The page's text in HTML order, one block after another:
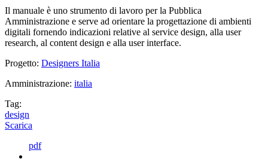
Il manuale è uno strumento di lavoro per la Pubblica
Amministrazione e serve ad orientare la progettazione di ambienti
digitali fornendo indicazioni relative al service design, alla user
research, al content design e alla user interface.
Progetto: Designers Italia
Amministrazione: italia
Tag:
design
Scarica
pdf